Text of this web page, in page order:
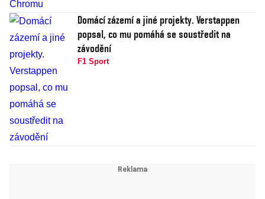
Domácí zázemí a jiné projekty. Verstappen
popsal, co mu pomáhá se soustředit na
závodění
F1 Sport